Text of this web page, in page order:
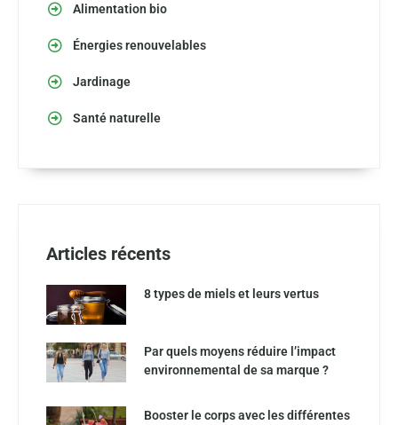
Alimentation bio
Énergies renouvelables
Jardinage
Santé naturelle
Articles récents
8 types de miels et leurs vertus
Par quels moyens réduire l’impact
environnemental de sa marque ?
Booster le corps avec les différentes